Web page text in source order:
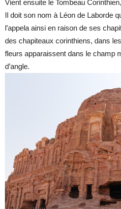
Vient ensuite le Tombeau
Il doit son nom à Léon de Laborde
l’appela ainsi en raison de ses
des chapiteaux corinthiens, dans
fleurs apparaissent dans le champ
d’angle.